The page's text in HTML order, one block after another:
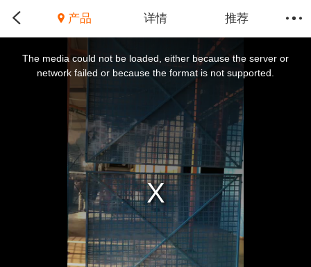
产品 详情 推荐
The media could not be loaded, either because the server or
network failed or because the format is not supported.